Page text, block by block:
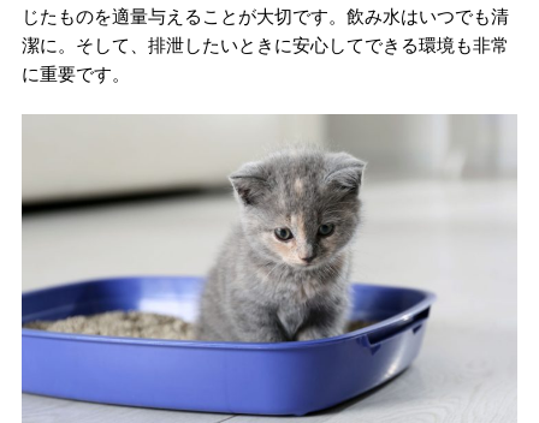
じたものを適量与えることが大切です。飲み水はいつでも清
潔に。そして、排泄したいときに安心してできる環境も非常
に重要です。